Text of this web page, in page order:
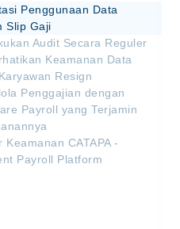
Penggunaan Data
Slip Gaji
Audit Secara Reguler
Keamanan Data
Resign
Penggajian dengan
Payroll yang Terjamin
Keamanan CATAPA -
Payroll Platform